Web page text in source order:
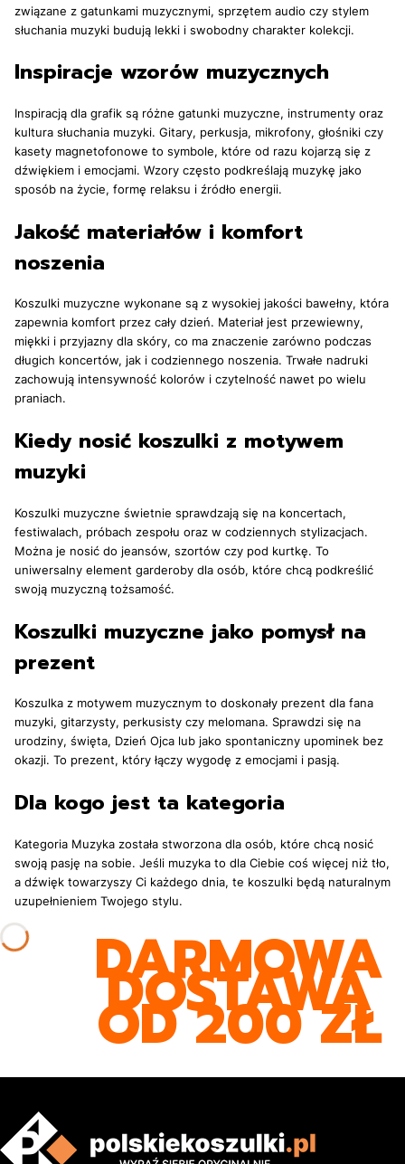
związane z gatunkami muzycznymi, sprzętem audio czy stylem
słuchania muzyki budują lekki i swobodny charakter kolekcji.
Inspiracje wzorów muzycznych
Inspiracją dla grafik są różne gatunki muzyczne, instrumenty oraz
kultura słuchania muzyki. Gitary, perkusja, mikrofony, głośniki czy
kasety magnetofonowe to symbole, które od razu kojarzą się z
dźwiękiem i emocjami. Wzory często podkreślają muzykę jako
sposób na życie, formę relaksu i źródło energii.
Jakość materiałów i komfort
noszenia
Koszulki muzyczne wykonane są z wysokiej jakości bawełny, która
zapewnia komfort przez cały dzień. Materiał jest przewiewny,
miękki i przyjazny dla skóry, co ma znaczenie zarówno podczas
długich koncertów, jak i codziennego noszenia. Trwałe nadruki
zachowują intensywność kolorów i czytelność nawet po wielu
praniach.
Kiedy nosić koszulki z motywem
muzyki
Koszulki muzyczne świetnie sprawdzają się na koncertach,
festiwalach, próbach zespołu oraz w codziennych stylizacjach.
Można je nosić do jeansów, szortów czy pod kurtkę. To
uniwersalny element garderoby dla osób, które chcą podkreślić
swoją muzyczną tożsamość.
Koszulki muzyczne jako pomysł na
prezent
Koszulka z motywem muzycznym to doskonały prezent dla fana
muzyki, gitarzysty, perkusisty czy melomana. Sprawdzi się na
urodziny, święta, Dzień Ojca lub jako spontaniczny upominek bez
okazji. To prezent, który łączy wygodę z emocjami i pasją.
Dla kogo jest ta kategoria
Kategoria Muzyka została stworzona dla osób, które chcą nosić
swoją pasję na sobie. Jeśli muzyka to dla Ciebie coś więcej niż tło,
a dźwięk towarzyszy Ci każdego dnia, te koszulki będą naturalnym
uzupełnieniem Twojego stylu.
DARMOWA
DOSTAWA
OD 200 ZŁ